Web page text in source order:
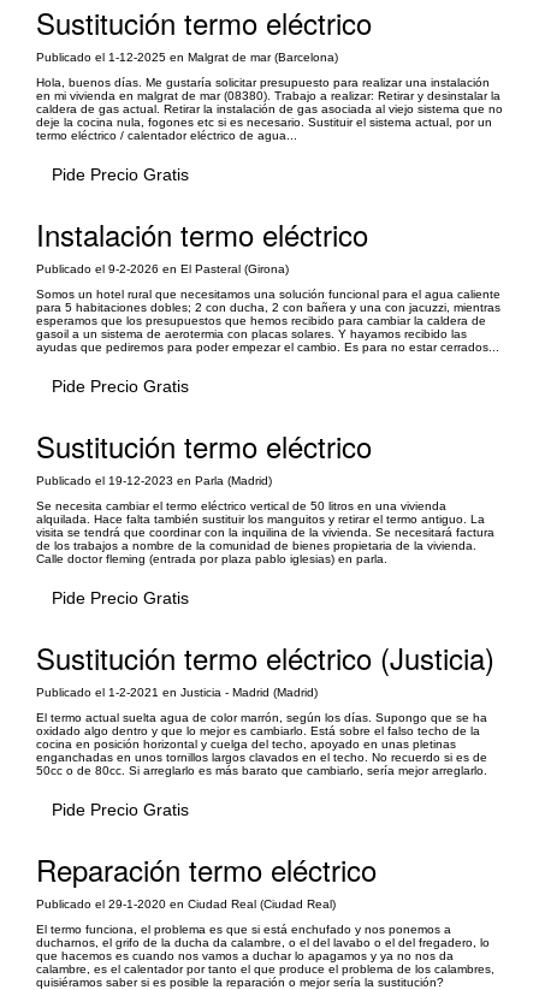
Sustitución termo eléctrico
Publicado el 1-12-2025 en Malgrat de mar (Barcelona)
Hola, buenos días. Me gustaría solicitar presupuesto para realizar una instalación
en mi vivienda en malgrat de mar (08380). Trabajo a realizar: Retirar y desinstalar la
caldera de gas actual. Retirar la instalación de gas asociada al viejo sistema que no
deje la cocina nula, fogones etc si es necesario. Sustituir el sistema actual, por un
termo eléctrico / calentador eléctrico de agua...
Pide Precio Gratis
Instalación termo eléctrico
Publicado el 9-2-2026 en El Pasteral (Girona)
Somos un hotel rural que necesitamos una solución funcional para el agua caliente
para 5 habitaciones dobles; 2 con ducha, 2 con bañera y una con jacuzzi, mientras
esperamos que los presupuestos que hemos recibido para cambiar la caldera de
gasoil a un sistema de aerotermia con placas solares. Y hayamos recibido las
ayudas que pediremos para poder empezar el cambio. Es para no estar cerrados...
Pide Precio Gratis
Sustitución termo eléctrico
Publicado el 19-12-2023 en Parla (Madrid)
Se necesita cambiar el termo eléctrico vertical de 50 litros en una vivienda
alquilada. Hace falta también sustituir los manguitos y retirar el termo antiguo. La
visita se tendrá que coordinar con la inquilina de la vivienda. Se necesitará factura
de los trabajos a nombre de la comunidad de bienes propietaria de la vivienda.
Calle doctor fleming (entrada por plaza pablo iglesias) en parla.
Pide Precio Gratis
Sustitución termo eléctrico (Justicia)
Publicado el 1-2-2021 en Justicia - Madrid (Madrid)
El termo actual suelta agua de color marrón, según los días. Supongo que se ha
oxidado algo dentro y que lo mejor es cambiarlo. Está sobre el falso techo de la
cocina en posición horizontal y cuelga del techo, apoyado en unas pletinas
enganchadas en unos tornillos largos clavados en el techo. No recuerdo si es de
50cc o de 80cc. Si arreglarlo es más barato que cambiarlo, sería mejor arreglarlo.
Pide Precio Gratis
Reparación termo eléctrico
Publicado el 29-1-2020 en Ciudad Real (Ciudad Real)
El termo funciona, el problema es que si está enchufado y nos ponemos a
ducharnos, el grifo de la ducha da calambre, o el del lavabo o el del fregadero, lo
que hacemos es cuando nos vamos a duchar lo apagamos y ya no nos da
calambre, es el calentador por tanto el que produce el problema de los calambres,
quisiéramos saber si es posible la reparación o mejor sería la sustitución?